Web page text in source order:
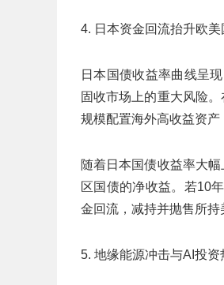
4. 日本资金回流抬升欧
日本国债收益率曲线呈
固收市场上的重大风险
规模配置海外高收益资产
随着日本国债收益率大
区国债的净收益。若10
金回流，减持并抛售所持
5. 地缘能源冲击与AI投资